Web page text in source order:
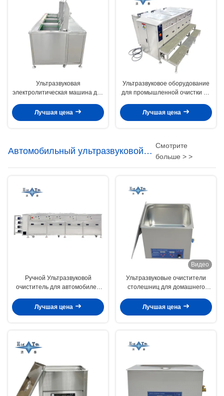
Ультразвуковая
электролитическая машина для
Промышленная ультразвуковая
стиральная машина 30 кВт
Лучшая цена
Ультразвуковое оборудование
для промышленной очистки 28
Лучшая цена
Автомобильный ультразвуковой
очиститель
Смотрите
больше > >
Ручной Ультразвуковой
очиститель для автомобилей
промышленный
Ультразвуковый очиститель
Лучшая цена
Видео
Ультразвуковые очистители
столешниц для домашнего
использования 19L
Ультразвуковые очистители для
Лучшая цена